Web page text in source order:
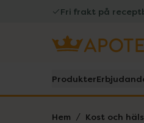
Fri frakt på
Produkter
Hem Kost och